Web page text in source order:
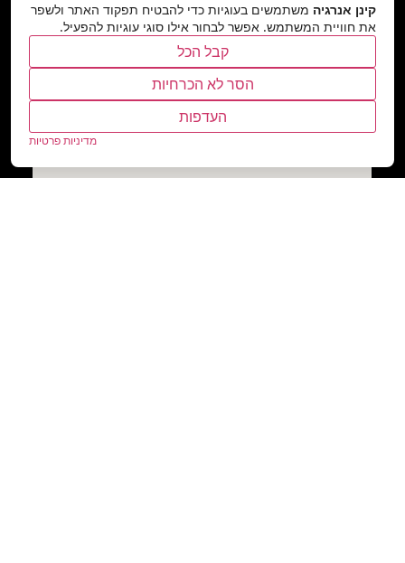
קינן אנרגיה משתמשים בעוגיות כדי להבטיח תפקוד האתר ולשפר
את חוויית המשתמש. אפשר לבחור אילו סוגי עוגיות להפעיל.
קבל הכל
הסר לא הכרחיות
העדפות
מדיניות פרטיות